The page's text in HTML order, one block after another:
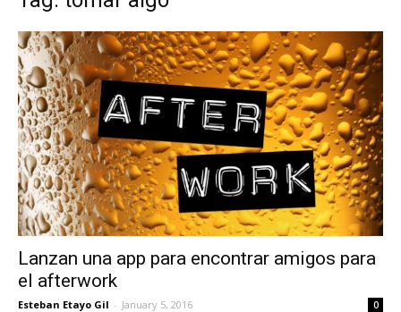
Lanzan una app para encontrar amigos para
el afterwork
Esteban Etayo Gil - January 5, 2016 0